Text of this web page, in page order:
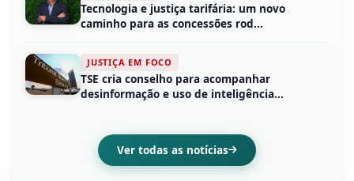
Tecnologia e justiça tarifária: um novo
caminho para as concessões rod...
JUSTIÇA EM FOCO
TSE cria conselho para acompanhar
desinformação e uso de inteligência...
Ver todas as notícias